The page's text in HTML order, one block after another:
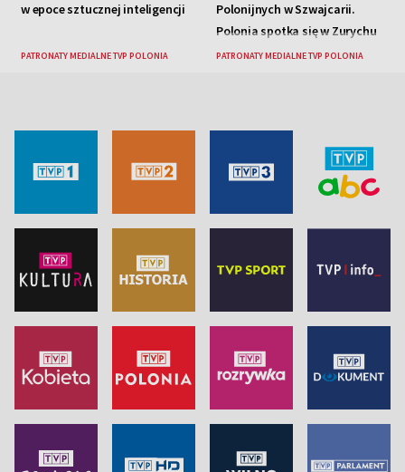
w epoce sztucznej inteligencji
PATRONATY MEDIALNE TVP POLONIA
Polonijnych w Szwajcarii.
Polonia spotka się w Zurychu
PATRONATY MEDIALNE TVP POLONIA